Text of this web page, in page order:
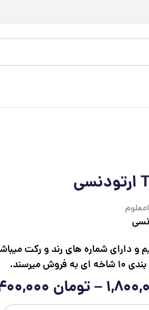
دارای شماره های رند و رکت
میرسند.
–تومان